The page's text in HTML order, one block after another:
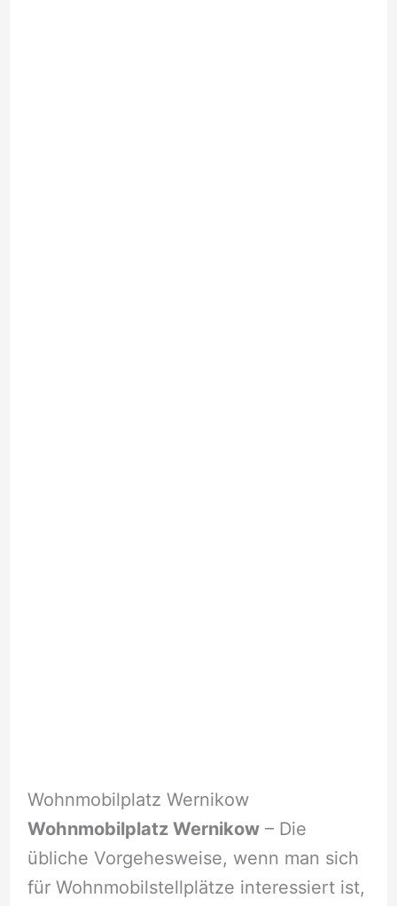
Wohnmobilplatz Wernikow
Wohnmobilplatz Wernikow– Die
übliche Vorgehesweise, wenn man sich
für Wohnmobilstellplätze interessiert ist,